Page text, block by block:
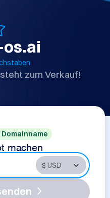
zum Verkauf!
machen